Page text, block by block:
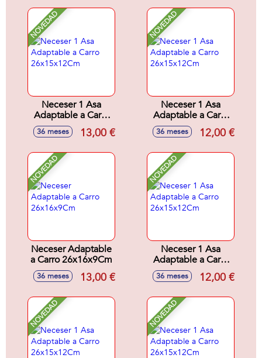
zona de juego.
Capacidad para
mas de 200
coches.
NOVEDAD
Neceser 1 Asa
Adaptable a Carro
26x15x12Cm
36 meses 13,00 €
NOVEDAD
Neceser 1 Asa
Adaptable a Carro
26x15x12Cm
36 meses 12,00 €
NOVEDAD
Neceser Adaptable
a Carro 26x16x9Cm
36 meses 13,00 €
NOVEDAD
Neceser 1 Asa
Adaptable a Carro
26x15x12Cm
36 meses 12,00 €
NOVEDAD NOVEDAD